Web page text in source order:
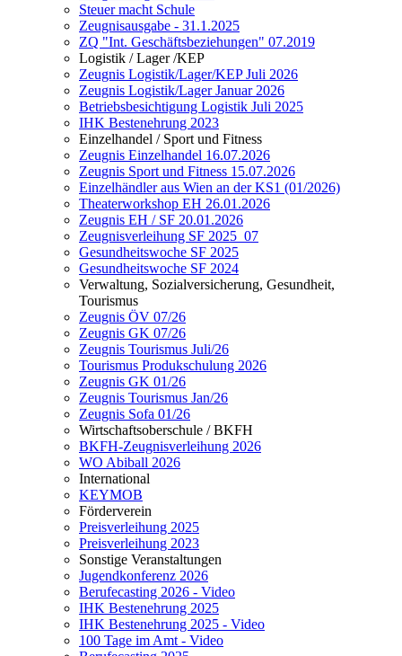
Steuer macht Schule
Zeugnisausgabe - 31.1.2025
ZQ "Int. Geschäftsbeziehungen" 07.2019
Logistik / Lager /KEP
Zeugnis Logistik/Lager/KEP Juli 2026
Zeugnis Logistik/Lager Januar 2026
Betriebsbesichtigung Logistik Juli 2025
IHK Bestenehrung 2023
Einzelhandel / Sport und Fitness
Zeugnis Einzelhandel 16.07.2026
Zeugnis Sport und Fitness 15.07.2026
Einzelhändler aus Wien an der KS1 (01/2026)
Theaterworkshop EH 26.01.2026
Zeugnis EH / SF 20.01.2026
Zeugnisverleihung SF 2025_07
Gesundheitswoche SF 2025
Gesundheitswoche SF 2024
Verwaltung, Sozialversicherung, Gesundheit,
Tourismus
Zeugnis ÖV 07/26
Zeugnis GK 07/26
Zeugnis Tourismus Juli/26
Tourismus Produkschulung 2026
Zeugnis GK 01/26
Zeugnis Tourismus Jan/26
Zeugnis Sofa 01/26
Wirtschaftsoberschule / BKFH
BKFH-Zeugnisverleihung 2026
WO Abiball 2026
International
KEYMOB
Förderverein
Preisverleihung 2025
Preisverleihung 2023
Sonstige Veranstaltungen
Jugendkonferenz 2026
Berufecasting 2026 - Video
IHK Bestenehrung 2025
IHK Bestenehrung 2025 - Video
100 Tage im Amt - Video